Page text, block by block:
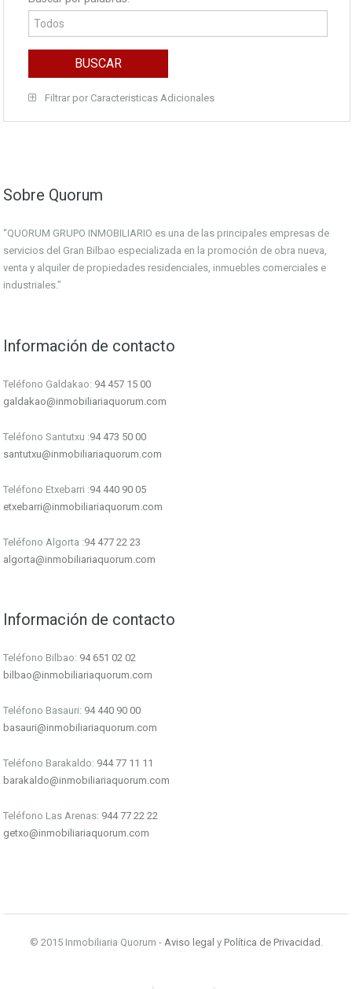
Filtrar por Caracteristicas Adicionales
Sobre Quorum
“QUORUM GRUPO INMOBILIARIO es una de las principales empresas de
servicios del Gran Bilbao especializada en la promoción de obra nueva,
venta y alquiler de propiedades residenciales, inmuebles comerciales e
industriales.”
Información de contacto
Teléfono Galdakao: 94 457 15 00
galdakao@inmobiliariaquorum.com
Teléfono Santutxu :94 473 50 00
santutxu@inmobiliariaquorum.com
Teléfono Etxebarri :94 440 90 05
etxebarri@inmobiliariaquorum.com
Teléfono Algorta :94 477 22 23
algorta@inmobiliariaquorum.com
Información de contacto
Teléfono Bilbao: 94 651 02 02
bilbao@inmobiliariaquorum.com
Teléfono Basauri: 94 440 90 00
basauri@inmobiliariaquorum.com
Teléfono Barakaldo: 944 77 11 11
barakaldo@inmobiliariaquorum.com
Teléfono Las Arenas: 944 77 22 22
getxo@inmobiliariaquorum.com
© 2015 Inmobiliaria Quorum - Aviso legal y Política de Privacidad .